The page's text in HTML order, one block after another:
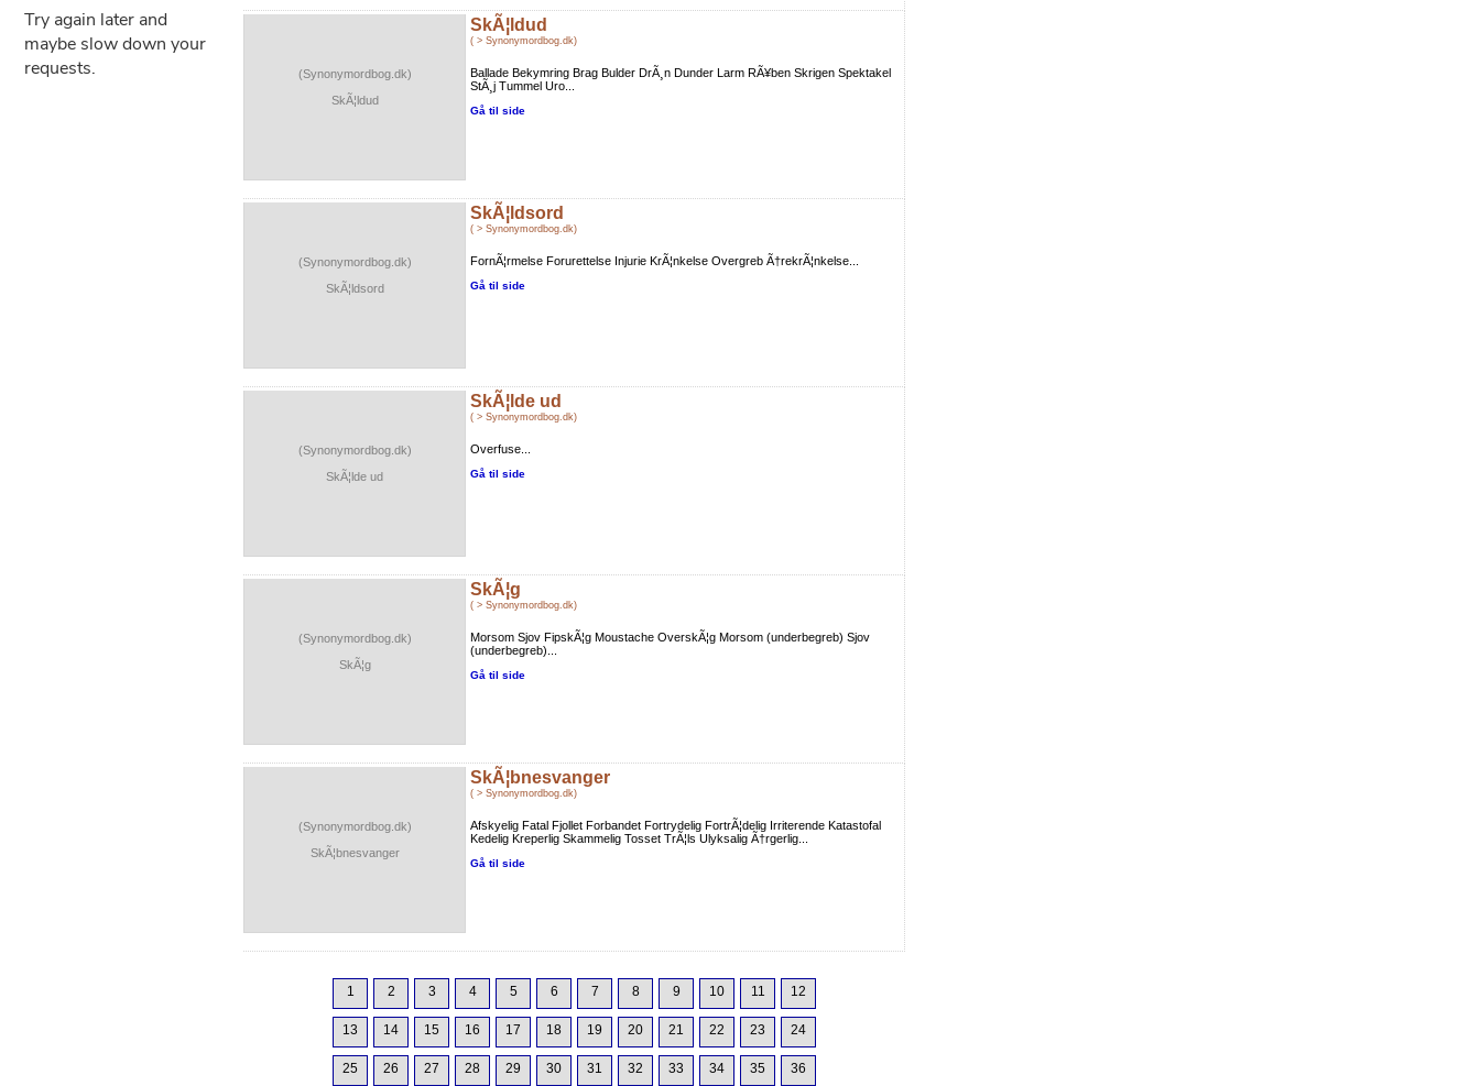
(Synonymordbog.dk)
SkÃ¦ldud
SkÃ¦ldud
( > Synonymordbog.dk)
Ballade Bekymring Brag Bulder DrÃ¸n Dunder Larm RÃ¥ben Skrigen Spektakel
StÃ¸j Tummel Uro...
Gå til side
(Synonymordbog.dk)
SkÃ¦ldsord
SkÃ¦ldsord
( > Synonymordbog.dk)
FornÃ¦rmelse Forurettelse Injurie KrÃ¦nkelse Overgreb Ã†rekrÃ¦nkelse...
Gå til side
(Synonymordbog.dk)
SkÃ¦lde ud
SkÃ¦lde ud
( > Synonymordbog.dk)
Overfuse...
Gå til side
(Synonymordbog.dk)
SkÃ¦g
SkÃ¦g
( > Synonymordbog.dk)
Morsom Sjov FipskÃ¦g Moustache OverskÃ¦g Morsom (underbegreb) Sjov
(underbegreb)...
Gå til side
(Synonymordbog.dk)
SkÃ¦bnesvanger
SkÃ¦bnesvanger
( > Synonymordbog.dk)
Afskyelig Fatal Fjollet Forbandet Fortrydelig FortrÃ¦delig Irriterende Katastofal
Kedelig Kreperlig Skammelig Tosset TrÃ¦ls Ulyksalig Ã†rgerlig...
Gå til side
1 2 3 4 5 6 7 8 9 10 11 12
13 14 15 16 17 18 19 20 21 22 23 24
25 26 27 28 29 30 31 32 33 34 35 36